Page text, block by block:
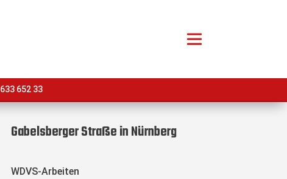
633 652 33
Gabelsberger Straße in Nürnberg
WDVS-Arbeiten